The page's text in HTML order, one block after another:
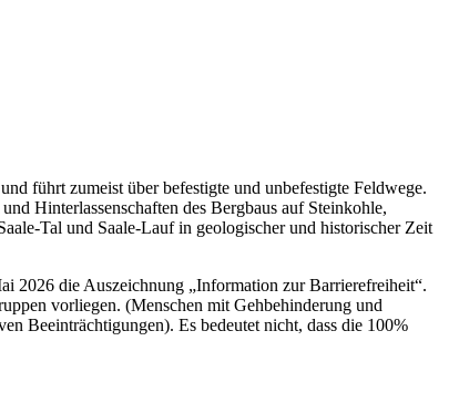
führt zumeist über befestigte und unbefestigte Feldwege.
Hinterlassenschaften des Bergbaus auf Steinkohle,
Tal und Saale-Lauf in geologischer und historischer Zeit
2026 die Auszeichnung „Information zur Barrierefreiheit“.
vorliegen. (Menschen mit Gehbehinderung und
Beeinträchtigungen). Es bedeutet nicht, dass die 100%